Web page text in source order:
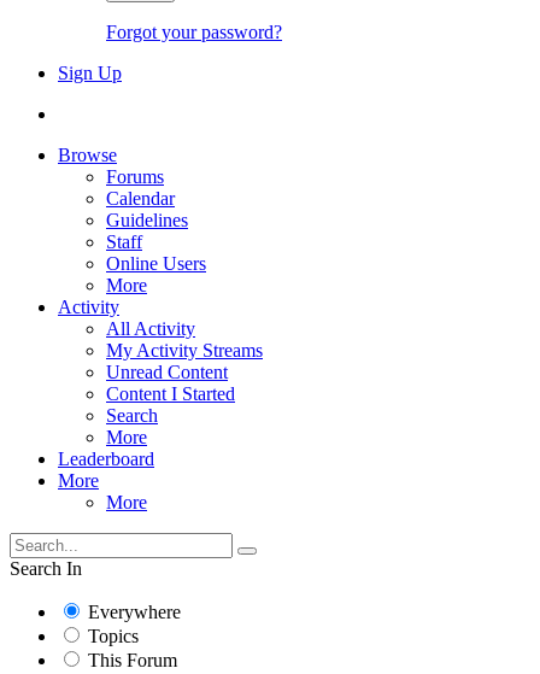
Forgot your password?
Sign Up
Browse
Forums
Calendar
Guidelines
Staff
Online Users
More
Activity
All Activity
My Activity Streams
Unread Content
Content I Started
Search
More
Leaderboard
More
More
Search In
Everywhere
Topics
This Forum